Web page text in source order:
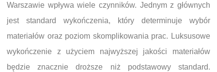
Warszawie wpływa wiele czynników. Jednym z głównych
jest standard wykończenia, który determinuje wybór
materiałów oraz poziom skomplikowania prac. Luksusowe
wykończenie z użyciem najwyższej jakości materiałów
będzie znacznie droższe niż podstawowy standard.